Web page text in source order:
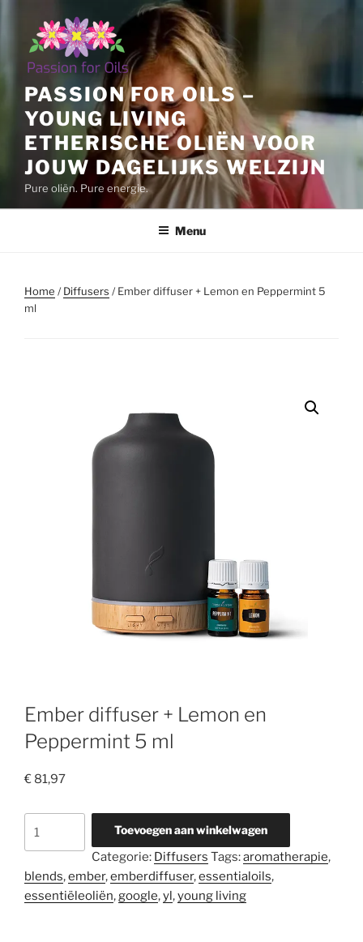
inhoud
PASSION FOR OILS –
YOUNG LIVING
ETHERISCHE OLIËN VOOR
JOUW DAGELIJKS WELZIJN
Pure oliën. Pure energie.
Menu
Home /Diffusers / Ember diffuser + Lemon en Peppermint 5
ml
Ember diffuser + Lemon en
Peppermint 5 ml
€ 81,97
Lemon
en
Toevoegen aan winkelwagen
Categorie: Diffusers Tags:aromatherapie,
blends,ember,emberdiffuser,essentialoils,
essentiëleoliën,google,yl ,young living